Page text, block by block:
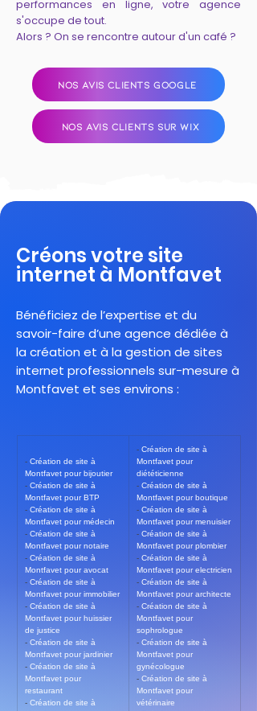
performances en ligne, votre agence
s'occupe de tout.
Alors ? On se rencontre autour d'un café ?
NOS AVIS CLIENTS GOOGLE
NOS AVIS CLIENTS SUR WIX
Créons votre site
internet à Montfavet
Bénéficiez de l’expertise et du
savoir-faire d’une agence dédiée à
la création et à la gestion de sites
internet professionnels sur-mesure à
Montfavet et ses environs :
- Création de site à
Montfavet pour bijoutier
- Création de site à
Montfavet pour BTP
- Création de site à
Montfavet pour médecin
- Création de site à
Montfavet pour notaire
- Création de site à
Montfavet pour avocat
- Création de site à
Montfavet pour immobilier
- Création de site à
Montfavet pour huissier
de justice
- Création de site à
Montfavet pour jardinier
- Création de site à
Montfavet pour
restaurant
- Création de site à
- Création de site à
Montfavet pour
diététicienne
- Création de site à
Montfavet pour boutique
- Création de site à
Montfavet pour menuisier
- Création de site à
Montfavet pour plombier
- Création de site à
Montfavet pour electricien
- Création de site à
Montfavet pour architecte
- Création de site à
Montfavet pour
sophrologue
- Création de site à
Montfavet pour
gynécologue
- Création de site à
Montfavet pour
vétérinaire